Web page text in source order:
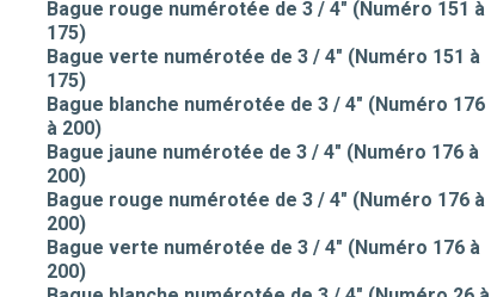
Bague rouge numérotée de 3 / 4" (Numéro 151 à
175)
Bague verte numérotée de 3 / 4" (Numéro 151 à
175)
Bague blanche numérotée de 3 / 4" (Numéro 176
à 200)
Bague jaune numérotée de 3 / 4" (Numéro 176 à
200)
Bague rouge numérotée de 3 / 4" (Numéro 176 à
200)
Bague verte numérotée de 3 / 4" (Numéro 176 à
200)